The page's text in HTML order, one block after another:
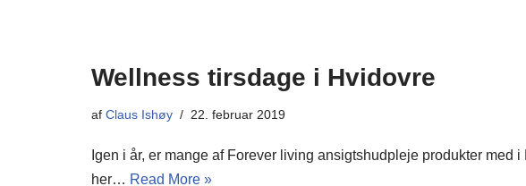
Wellness tirsdage i Hvidovre
af Claus Ishøy 22. februar 2019
Igen i år, er mange af Forever living ansigtshudpleje produkter
her… Read More »